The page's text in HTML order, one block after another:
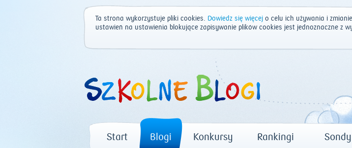
Ta strona wykorzystuje pliki cookies. Dowiedz się więcejo celu ich używania i
ustawień na ustawienia blokujące zapisywanie plików cookies jest jednoznaczne z
Start Blogi Konkursy Rankingi